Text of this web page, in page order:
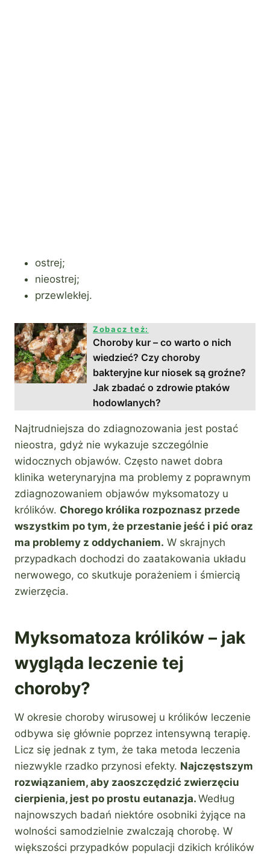
ostrej;
nieostrej;
przewlekłej.
Zobacz też:
Choroby kur – co warto o nich
wiedzieć? Czy choroby
bakteryjne kur niosek są groźne?
Jak zbadać o zdrowie ptaków
hodowlanych?
Najtrudniejsza do zdiagnozowania jest postać
nieostra, gdyż nie wykazuje szczególnie
widocznych objawów. Często nawet dobra
klinika weterynaryjna ma problemy z poprawnym
zdiagnozowaniem objawów myksomatozy u
królików. Chorego królika rozpoznasz przede
wszystkim po tym, że przestanie jeść i pić oraz
ma problemy z oddychaniem. W skrajnych
przypadkach dochodzi do zaatakowania układu
nerwowego, co skutkuje porażeniem i śmiercią
zwierzęcia.
Myksomatoza królików – jak
wygląda leczenie tej
choroby?
W okresie choroby wirusowej u królików leczenie
odbywa się głównie poprzez intensywną terapię.
Licz się jednak z tym, że taka metoda leczenia
niezwykle rzadko przynosi efekty. Najczęstszym
rozwiązaniem, aby zaoszczędzić zwierzęciu
cierpienia, jest po prostu eutanazja. Według
najnowszych badań niektóre osobniki żyjące na
wolności samodzielnie zwalczają chorobę. W
większości przypadków populacji dzikich królików